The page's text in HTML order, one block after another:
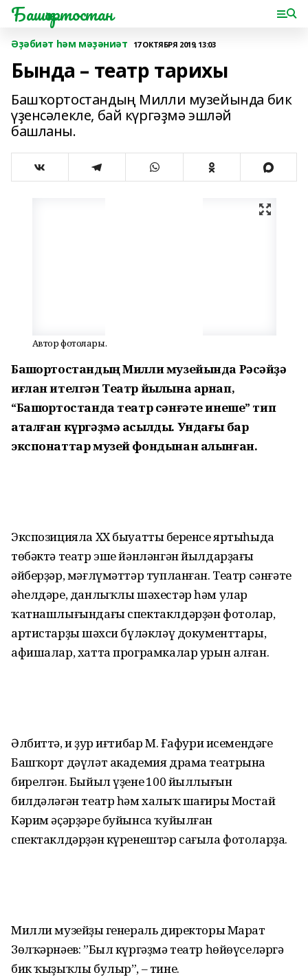
Башҡортостан
Әҙәбиәт һәм мәҙәниәт 17 ОКТЯБРЯ 2019, 13:03
Бында – театр тарихы
Башҡортостандың Милли музейында бик
үҙенсәлекле, бай күргәҙмә эшләй
башланы.
Автор фотолары.
Башҡортостандың Милли музейында Рәсәйҙә
иғлан ителгән Театр йылына арнап,
“Башҡортостанда театр сәнғәте инеше” тип
аталған күргәҙмә асылды. Ундағы бар
экспонаттар музей фондынан алынған.
Экспозицияла ХХ быуаттың беренсе яртыһыда
төбәктә театр эше йәнләнгән йылдарҙағы
әйберҙәр, мәғлүмәттәр тупланған. Театр сәнғәте
әһелдәре, данлыҡлы шәхестәр һәм улар
ҡатнашлығындағы спектаклдәрҙән фотолар,
артистарҙың шәхси бүләкләү документтары,
афишалар, хатта програмкалар урын алған.
Әлбиттә, иң ҙур иғтибар М. Ғафури исемендәге
Башҡорт дәүләт академия драма театрына
бирелгән. Быйыл үҙенең 100 йыллығын
билдәләгән театр һәм халыҡ шағиры Мостай
Кәрим әҫәрҙәре буйынса ҡуйылған
спектаклдәрҙән күренештәр сағыла фотоларҙа.
Милли музейҙың генераль директоры Марат
Зөлҡәрнәев: ”Был күргәҙмә театр һөйөүселәргә
бик ҡыҙыҡлы булыр”, – тине.